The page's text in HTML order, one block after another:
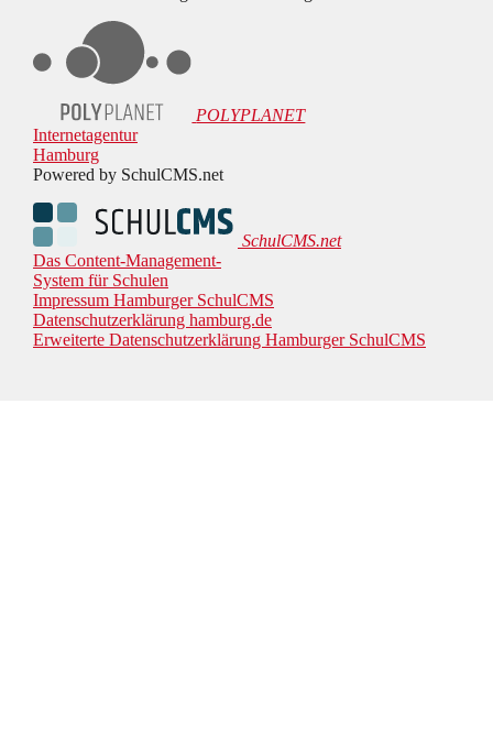
POLYPLANET
Internetagentur
Hamburg
Powered by SchulCMS.net
SchulCMS.net
Das Content-Management-
System für Schulen
Impressum Hamburger SchulCMS
Datenschutzerklärung hamburg.de
Erweiterte Datenschutzerklärung Hamburger SchulCMS